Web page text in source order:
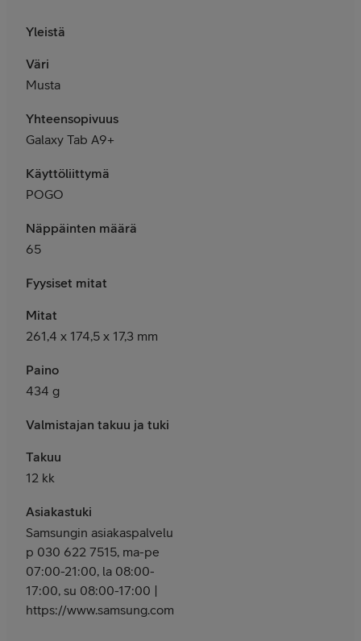
Yleistä
Väri
Musta
Yhteensopivuus
Galaxy Tab A9+
Käyttöliittymä
POGO
Näppäinten määrä
65
Fyysiset mitat
Mitat
261,4 x 174,5 x 17,3 mm
Paino
434 g
Valmistajan takuu ja tuki
Takuu
12 kk
Asiakastuki
Samsungin asiakaspalvelu
p 030 622 7515, ma-pe
07:00-21:00, la 08:00-
17:00, su 08:00-17:00 |
https://www.samsung.com/fi/support/